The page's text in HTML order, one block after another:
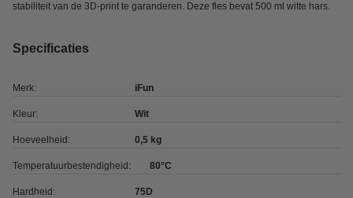
stabiliteit van de 3D-print te garanderen. Deze fles bevat 500 ml witte hars.
Specificaties
Merk: iFun
Kleur: Wit
Hoeveelheid: 0,5 kg
Temperatuurbestendigheid: 80°C
Hardheid: 75D